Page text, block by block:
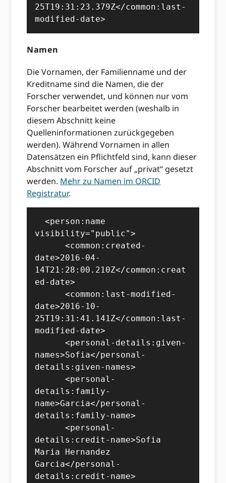
25T19:31:23.379Z</common:last-
modified-date>
Namen
Die Vornamen, der Familienname und der
Kreditname sind die Namen, die der
Forscher verwendet, und können nur vom
Forscher bearbeitet werden (weshalb in
diesem Abschnitt keine
Quelleninformationen zurückgegeben
werden). Während Vornamen in allen
Datensätzen ein Pflichtfeld sind, kann dieser
Abschnitt vom Forscher auf „privat“ gesetzt
werden. Mehr zu Namen im ORCID
Registratur.
  <person:name
visibility="public">
      <common:created-
date>2016-04-
14T21:28:00.210Z</common:creat
ed-date>
      <common:last-modified-
date>2016-10-
25T19:31:41.141Z</common:last-
modified-date>
      <personal-details:given-
names>Sofia</personal-
details:given-names>
      <personal-
details:family-
name>Garcia</personal-
details:family-name>
      <personal-
details:credit-name>Sofia
Maria Hernandez
Garcia</personal-
details:credit-name>